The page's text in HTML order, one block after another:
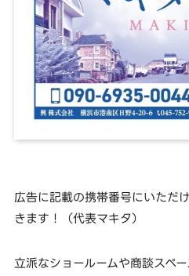
広告に記載の携帯番号にいただ
きます！（代表マキタ）
立派なショールームや商談スペ